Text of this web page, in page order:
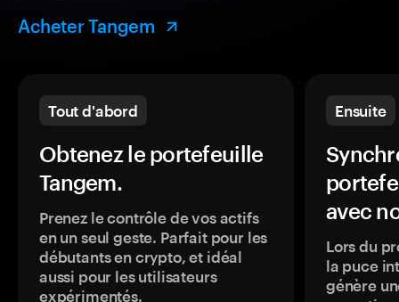
Acheter Tangem
Tout d'abord
Obtenez le portefeuille
Tangem.
Prenez le contrôle de vos actifs
en un seul geste. Parfait pour les
débutants en crypto, et idéal
aussi pour les utilisateurs
expérimentés.
Ensuite
avec
Lors du
la puce
génère